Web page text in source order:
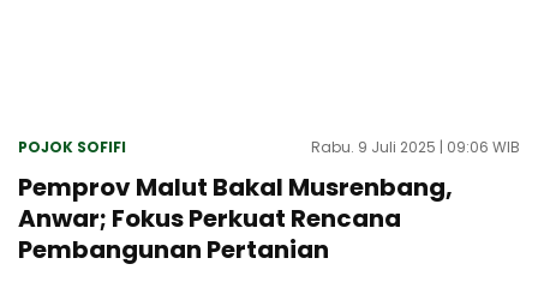
POJOK SOFIFI Rabu. 9 Juli 2025 | 09:06 WIB
Pemprov Malut Bakal Musrenbang,
Anwar; Fokus Perkuat Rencana
Pembangunan Pertanian